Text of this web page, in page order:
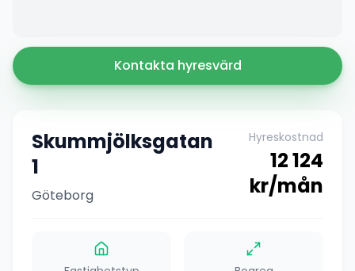
Kontakta hyresvärd
Skummjölksgatan
1
Göteborg
Hyreskostnad
12 124
kr/mån